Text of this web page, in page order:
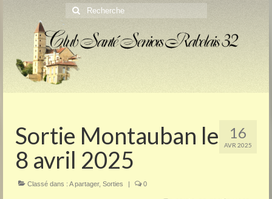
Rechercher
:
16
AVR 2025
Sortie Montauban le
8 avril 2025
Classé dans : A partager, Sorties | 0